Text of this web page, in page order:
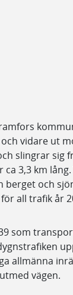
vidare ut
slingrar sig
3,3 km
och
all trafik år
som
allmänna
vägen.